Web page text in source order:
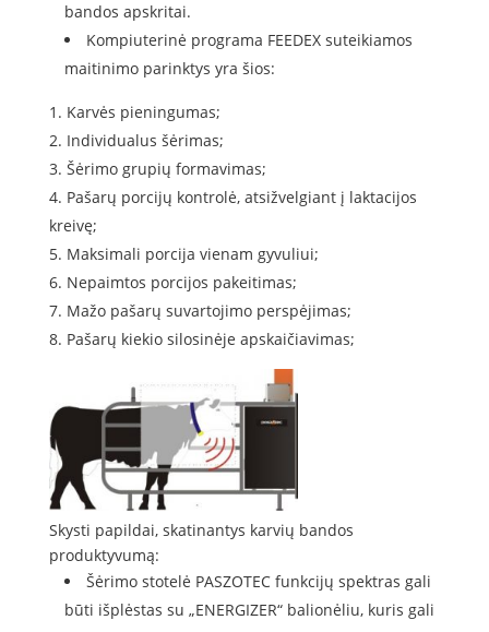
bandos apskritai.
Kompiuterinė programa FEEDEX suteikiamos
maitinimo parinktys yra šios:
Karvės pieningumas;
Individualus šėrimas;
Šėrimo grupių formavimas;
Pašarų porcijų kontrolė, atsižvelgiant į laktacijos
kreivę;
Maksimali porcija vienam gyvuliui;
Nepaimtos porcijos pakeitimas;
Mažo pašarų suvartojimo perspėjimas;
Pašarų kiekio silosinėje apskaičiavimas;
Skysti papildai, skatinantys karvių bandos
produktyvumą:
Šėrimo stotelė PASZOTEC funkcijų spektras gali
būti išplėstas su „ENERGIZER“ balionėliu, kuris gali